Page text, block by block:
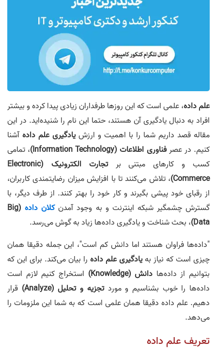
علم داده، علمی است که این روزها طرفداران زیادی پیدا کرده و بیشتر
افراد به دنبال یادگیری آن هستند، حتما این نام را شنیده‌اید. در این
مقاله قصد داریم شما را با اهمیت و ارزش یادگیری علم دادهآشنا
کنیم. در عصرفناوری اطلاعات (Information Technology)
، تمامی
کسب و کارهای مبتنی بر
تجارت الکترونیک (Electronic
Commerce) ، تلاش می‌کنند تا با افزایش میزان رضایتمندی کاربران،
از رقبای خود پیشی بگیرند و کار خود را بهتر کنند. از طرف دیگر، با
گسترش چشمگیر شبکه اینترنت و به وجود آمدنکلان داده (Big
Data) ، بحث شناخت و یادگیری داده‌ها زیاد به گوش می‌رسد.
"داده‌ها فراوان هستند اما دانش کم است"، این جمله دقیقا همان
چیزی است که نیاز بهیادگیری علم داده را بیان می‌کند. برای این که
بتوانیم از داده‌ها دانش (Knowledge)
استخراج کنیم لازم است
داده‌ها را خوب بشناسیم و موردتجزیه و تحلیل (Analyze)
قرار
دهیم. علم داده دقیقا همان علمی است که به شما این ملزومات را
می‌دهد.
تعریف علم داده